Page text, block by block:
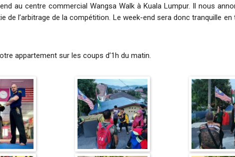
au centre commercial Wangsa Walk à Kuala Lumpur. Il nous
l’arbitrage de la compétition. Le week-end sera donc tranquille en
appartement sur les coups d’1h du matin.